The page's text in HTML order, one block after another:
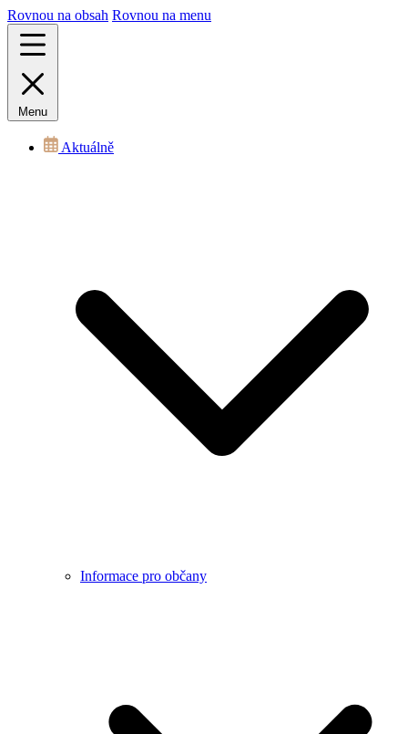
Rovnou na obsah Rovnou na menu
Menu
Aktuálně
Informace pro občany